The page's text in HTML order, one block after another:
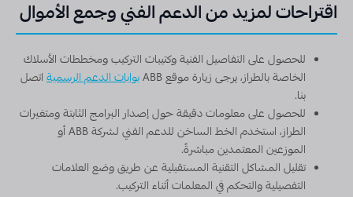
اقتراحات لمزيد من الدعم الفني وجمع الأموال
للحصول على التفاصيل الفنية وكتيبات التركيب ومخططات الأسلاك
الخاصة بالطراز، يرجى زيارة موقع ABB
بوابات الدعم الرسمية اتصل
بنا.
للحصول على معلومات دقيقة حول إصدار البرامج الثابتة ومتغيرات
الطراز، استخدم الخط الساخن للدعم الفني لشركة ABB أو
الموزعين المعتمدين مباشرةً.
تقليل المشاكل التقنية المستقبلية عن طريق وضع العلامات
التفصيلية والتحكم في المعلمات أثناء التركيب.